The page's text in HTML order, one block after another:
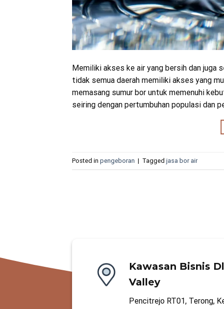
Memiliki akses ke air yang bersih dan juga
tidak semua daerah memiliki akses yang
memasang sumur bor untuk memenuhi
seiring dengan pertumbuhan populasi dan
Posted in pengeboran | Tagged jasa bor air
Kawasan Bisnis
Valley
Pencitrejo RT01, Terong,